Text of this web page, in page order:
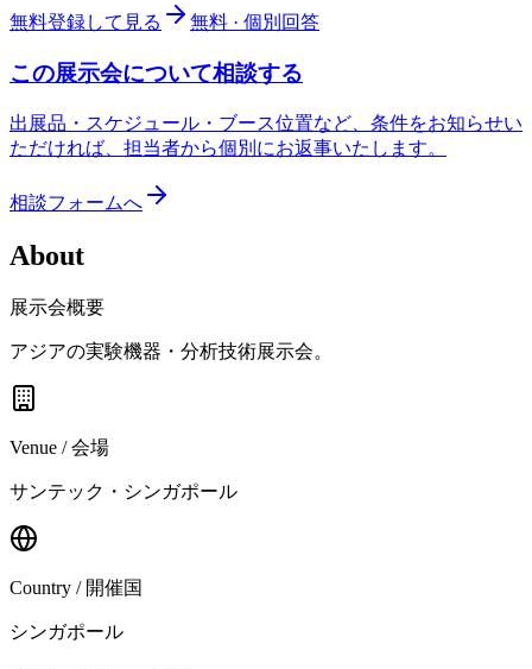
無料登録して見る 無料 · 個別回答
この展示会について相談する
出展品・スケジュール・ブース位置など、条件をお知らせい
ただければ、担当者から個別にお返事いたします。
相談フォームへ
About
展示会概要
アジアの実験機器・分析技術展示会。
Venue / 会場
サンテック・シンガポール
Country / 開催国
シンガポール